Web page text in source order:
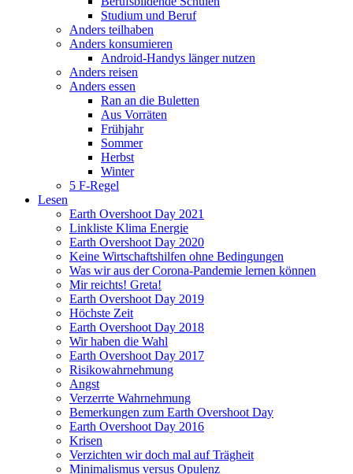
Studium und Beruf
Anders teilhaben
Anders konsumieren
Android-Handys länger nutzen
Anders reisen
Anders essen
Ran an die Buletten
Aus Vorräten
Frühjahr
Sommer
Herbst
Winter
5 F-Regel
Lesen
Earth Overshoot Day 2021
Linkliste Klima Energie
Earth Overshoot Day 2020
Keine Wirtschaftshilfen ohne Bedingungen
Was wir aus der Corona-Pandemie lernen können
Mir reichts! Greta!
Earth Overshoot Day 2019
Höchste Zeit
Earth Overshoot Day 2018
Wir haben die Wahl
Earth Overshoot Day 2017
Risikowahrnehmung
Angst
Verzerrte Wahrnehmung
Bemerkungen zum Earth Overshoot Day
Earth Overshoot Day 2016
Krisen
Verzichten wir doch mal auf Trägheit
Minimalismus versus Opulenz